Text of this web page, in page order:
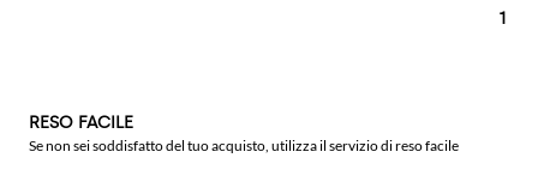
1
RESO FACILE
Se non sei soddisfatto del tuo acquisto, utilizza il servizio di reso facile